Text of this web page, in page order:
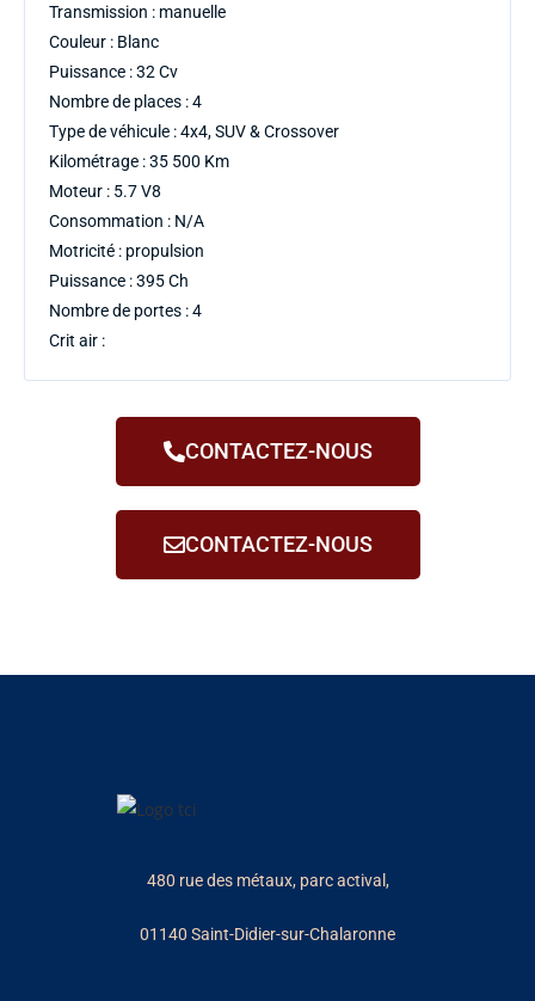
Transmission : manuelle
Couleur : Blanc
Puissance : 32 Cv
Nombre de places : 4
Type de véhicule : 4x4, SUV & Crossover
Kilométrage : 35 500 Km
Moteur : 5.7 V8
Consommation : N/A
Motricité : propulsion
Puissance : 395 Ch
Nombre de portes : 4
Crit air :
CONTACTEZ-NOUS
CONTACTEZ-NOUS
480 rue des métaux, parc actival,
01140 Saint-Didier-sur-Chalaronne